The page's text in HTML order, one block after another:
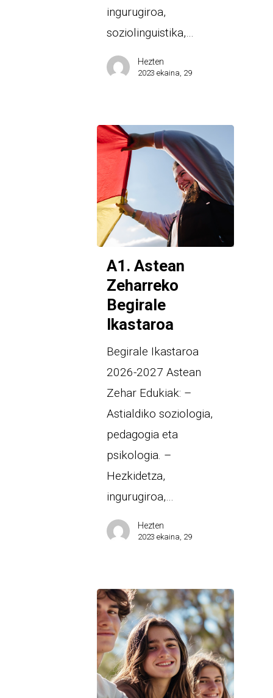
ingurugiroa,
soziolinguistika,…
Hezten
2023 ekaina, 29
A1. Astean
Zeharreko
Begirale
Ikastaroa
Begirale Ikastaroa
2026-2027 Astean
Zehar Edukiak: –
Astialdiko soziologia,
pedagogia eta
psikologia. –
Hezkidetza,
ingurugiroa,…
Hezten
2023 ekaina, 29